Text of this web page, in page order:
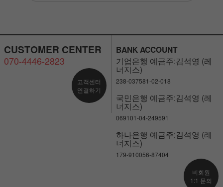
CUSTOMER CENTER
070-4446-2823
고객센터
연결하기
BANK ACCOUNT
기업은행 예금주:김석영 (레
너지스)
238-037581-02-018
국민은행 예금주:김석영 (레
너지스)
069101-04-249591
하나은행 예금주:김석영 (레
너지스)
179-910056-87404
비회원
1:1 문의